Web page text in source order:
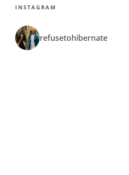
INSTAGRAM
refusetohibernate